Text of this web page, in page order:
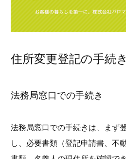
住所変更登記の手続
法務局窓口での手続き
法務局窓口での手続きは、まず
し、必要書類（登記申請書、不